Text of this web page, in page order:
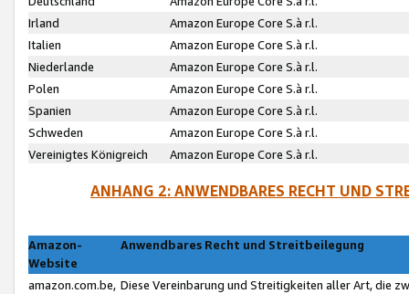
Irland
Amazon Europe Core S.à r.l.
Italien
Amazon Europe Core S.à r.l.
Niederlande
Amazon Europe Core S.à r.l.
Polen
Amazon Europe Core S.à r.l.
Spanien
Amazon Europe Core S.à r.l.
Schweden
Amazon Europe Core S.à r.l.
Vereinigtes Königreich
Amazon Europe Core S.à r.l.
ANHANG 2: ANWENDBARES RECHT UND
Amazon-
Website
Anwendbares Recht und Streitbeilegung
amazon.com.be, Diese Vereinbarung und Streitigkeiten aller Art, die